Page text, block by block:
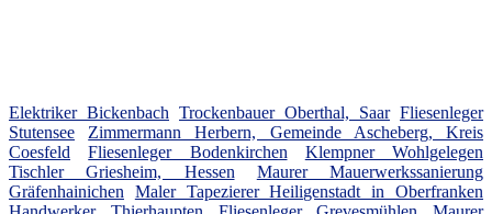
Elektriker Bickenbach Trockenbauer Oberthal, Saar Fliesenleger
Stutensee
Zimmermann Herbern, Gemeinde Ascheberg, Kreis
Coesfeld
Fliesenleger Bodenkirchen
Klempner Wohlgelegen
Tischler Griesheim, Hessen
Maurer Mauerwerkssanierung
Gräfenhainichen
Maler Tapezierer Heiligenstadt in Oberfranken